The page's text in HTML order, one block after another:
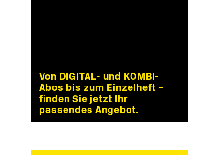
Von DIGITAL- und KOMBI-
Abos bis zum Einzelheft –
finden Sie jetzt Ihr
passendes Angebot.